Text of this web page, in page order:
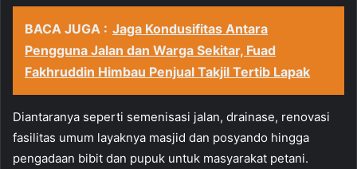
BACA JUGA : Jaga Kondusifitas Antara
Pengguna Jalan dan Warga Sekitar, Fuad
Fakhruddin Himbau Penjual Takjil Tertib Lapak
Diantaranya seperti semenisasi jalan, drainase, renovasi
fasilitas umum layaknya masjid dan posyando hingga
pengadaan bibit dan pupuk untuk masyarakat petani.